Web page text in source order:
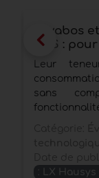
Lavabos
SCS :
Leur
sans
:
LX